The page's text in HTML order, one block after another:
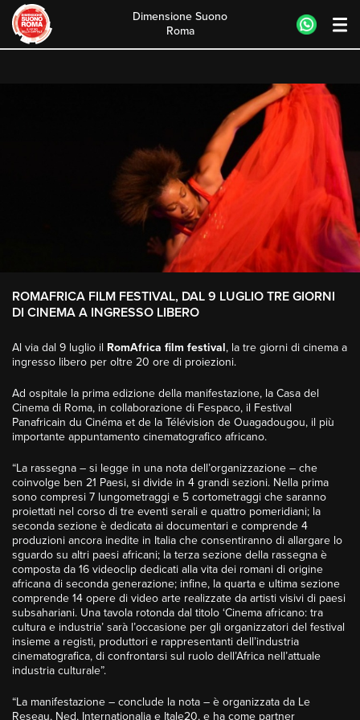
Dimensione Suono
Roma
ROMAFRICA FILM FESTIVAL, DAL 9 LUGLIO TRE GIORNI
DI CINEMA A INGRESSO LIBERO
Al via dal 9 luglio il RomAfrica film festival, la tre giorni di cinema a
ingresso libero per oltre 20 ore di proiezioni.
Ad ospitale la prima edizione della manifestazione, la Casa del
Cinema di Roma, in collaborazione di Fespaco, il Festival
Panafricain du Cinéma et de la Télévision de Ouagadougou, il più
importante appuntamento cinematografico africano.
“La rassegna – si legge in una nota dell’organizzazione – che
coinvolge ben 21 Paesi, si divide in 4 grandi sezioni. Nella prima
sono compresi 7 lungometraggi e 5 cortometraggi che saranno
proiettati nel corso di tre eventi serali e quattro pomeridiani; la
seconda sezione è dedicata ai documentari e comprende 4
produzioni ancora inedite in Italia che consentiranno di allargare lo
sguardo su altri paesi africani; la terza sezione della rassegna è
composta da 16 videoclip dedicati alla vita dei romani di origine
africana di seconda generazione; infine, la quarta e ultima sezione
comprende 14 opere di video arte realizzate da artisti visivi di paesi
subsahariani. Una tavola rotonda dal titolo ‘Cinema africano: tra
cultura e industria’ sarà l’occasione per gli organizzatori del festival
insieme a registi, produttori e rappresentanti dell’industria
cinematografica, di confrontarsi sul ruolo dell’Africa nell’attuale
industria culturale”.
“La manifestazione – conclude la nota – è organizzata da Le
Reseau, Ned, Internationalia e Itale20, e ha come partner